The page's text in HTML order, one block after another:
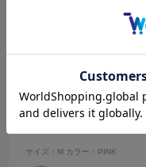
サイズ：M カラー：PINK